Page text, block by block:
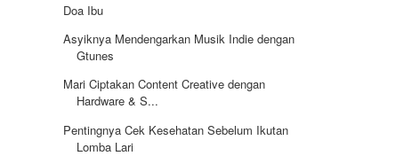
Doa Ibu
Asyiknya Mendengarkan Musik Indie dengan
Gtunes
Mari Ciptakan Content Creative dengan
Hardware & S...
Pentingnya Cek Kesehatan Sebelum Ikutan
Lomba Lari